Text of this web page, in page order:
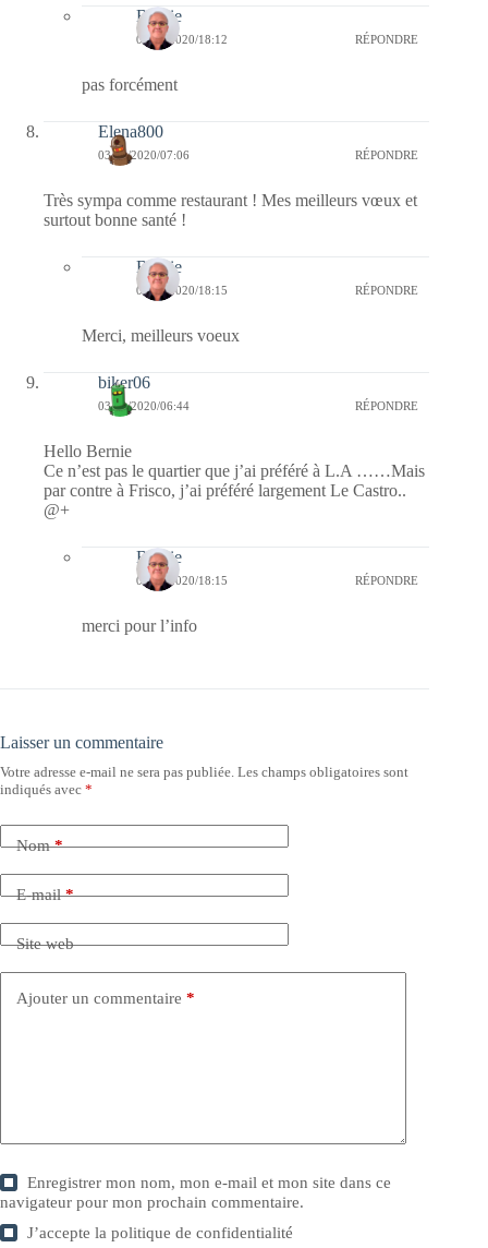
Bernie
05/01/2020/18:12 RÉPONDRE
pas forcément
Elena800
03/01/2020/07:06 RÉPONDRE
Très sympa comme restaurant ! Mes meilleurs vœux et
surtout bonne santé !
Bernie
05/01/2020/18:15 RÉPONDRE
Merci, meilleurs voeux
biker06
03/01/2020/06:44 RÉPONDRE
Hello Bernie
Ce n’est pas le quartier que j’ai préféré à L.A ……Mais
par contre à Frisco, j’ai préféré largement Le Castro..
@+
Bernie
05/01/2020/18:15 RÉPONDRE
merci pour l’info
Laisser un commentaire
Votre adresse e-mail ne sera pas publiée. Les champs obligatoires sont
indiqués avec *
Nom*
E-mail*
Site web
Ajouter un commentaire *
Enregistrer mon nom, mon e-mail et mon site dans ce
navigateur pour mon prochain commentaire.
J’accepte lapolitique de confidentialité